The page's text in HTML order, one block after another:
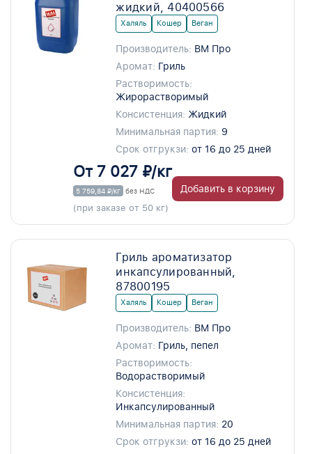
жидкий, 40400566
Халяль Кошер Веган
Производитель: ВМ Про
Аромат: Гриль
Растворимость:
Жирорастворимый
Консистенция: Жидкий
Минимальная партия: 9
Срок отгрукзи: от 16 до 25 дней
От 7 027 ₽/кг
5 759,84 ₽/кг без НДС
(при заказе от 50 кг)
Добавить в корзину
Гриль ароматизатор
инкапсулированный,
87800195
Халяль Кошер Веган
Производитель: ВМ Про
Аромат: Гриль, пепел
Растворимость:
Водорастворимый
Консистенция:
Инкапсулированный
Минимальная партия: 20
Срок отгрукзи: от 16 до 25 дней